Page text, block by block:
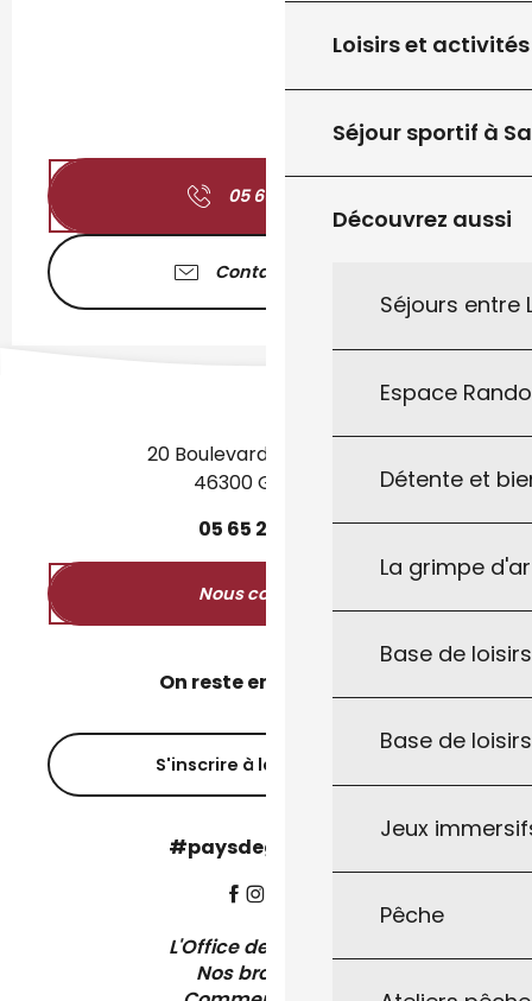
Loisirs et activités
Séjour sportif à
Découvrez aussi
Séjours entre
Espace
Détente et
La grimpe
Base de
Base de
Jeux
Pêche
05 65 41 16
Contactez-nous
20 Boulevard des Martyrs
46300 Gourdon
05 65 27 50
Nous contacter
On reste en contact ?
S'inscrire à la newsletter
#paysdegourdon !
L'Office de Tourisme
Nos brochures